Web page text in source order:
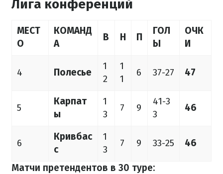
Лига конференций
МЕСТ
О
КОМАНД
А
В Н П
ГОЛ
Ы
ОЧК
И
4 Полесье
1
2
1
1
6 37-27 47
5
Карпат
ы
1
3
7 9
41-3
3
46
6
Кривбас
с
1
3
7 9 33-25 46
Матчи претендентов в 30 туре: